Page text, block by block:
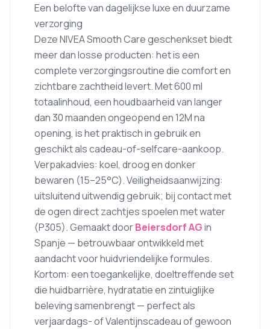
Een belofte van dagelijkse luxe en duurzame
verzorging
Deze NIVEA Smooth Care geschenkset biedt
meer dan losse producten: het is een
complete verzorgingsroutine die comfort en
zichtbare zachtheid levert. Met 600 ml
totaalinhoud, een houdbaarheid van langer
dan 30 maanden ongeopend en 12M na
opening, is het praktisch in gebruik en
geschikt als cadeau-of-selfcare-aankoop.
Verpakadvies: koel, droog en donker
bewaren (15–25°C). Veiligheidsaanwijzing:
uitsluitend uitwendig gebruik; bij contact met
de ogen direct zachtjes spoelen met water
(P305). Gemaakt doorBeiersdorf AGin
Spanje — betrouwbaar ontwikkeld met
aandacht voor huidvriendelijke formules.
Kortom: een toegankelijke, doeltreffende set
die huidbarrière, hydratatie en zintuiglijke
beleving samenbrengt — perfect als
verjaardags- of Valentijnscadeau of gewoon